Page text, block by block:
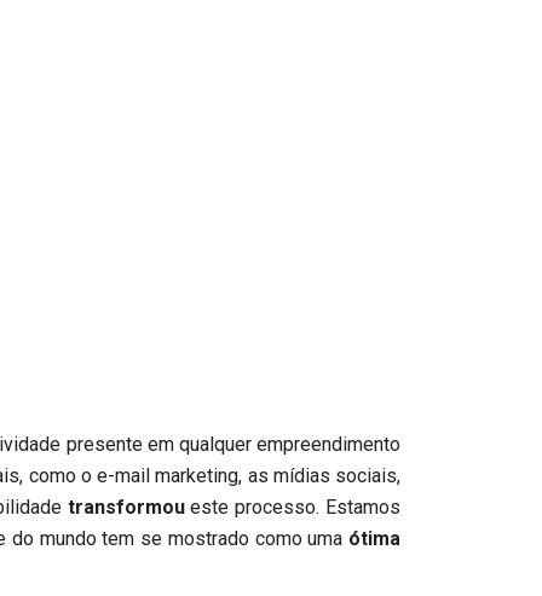
presente em qualquer empreendimento
como o e-mail marketing, as mídias sociais,
transformoueste processo. Estamos
do mundo tem se mostrado como uma ótima